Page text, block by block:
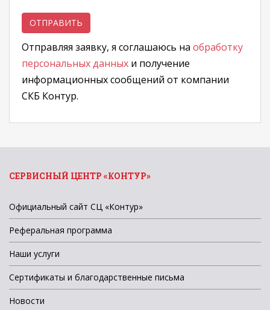
Отправляя заявку, я соглашаюсь на обработку
персональных данных и получение
информационных сообщений от компании
СКБ Контур.
СЕРВИСНЫЙ ЦЕНТР «КОНТУР»
Официальный сайт СЦ «Контур»
Реферальная программа
Наши услуги
Сертификаты и благодарственные письма
Новости